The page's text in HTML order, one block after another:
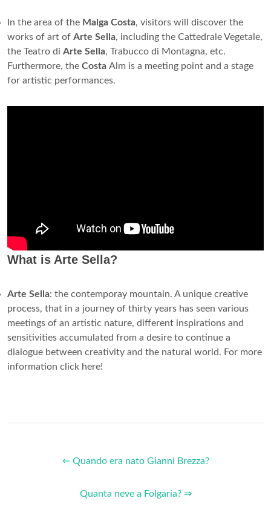
In the area of the Malga Costa, visitors will discover the
works of art of Arte Sella, including the Cattedrale Vegetale,
the Teatro di Arte Sella, Trabucco di Montagna, etc.
Furthermore, the Costa Alm is a meeting point and a stage
for artistic performances.
What is Arte Sella?
Arte Sella: the contemporay mountain. A unique creative
process, that in a journey of thirty years has seen various
meetings of an artistic nature, different inspirations and
sensitivities accumulated from a desire to continue a
dialogue between creativity and the natural world. For more
information click here!
⇐ Quando era nato Gianni Brezza?
Quanta neve a Folgaria? ⇒